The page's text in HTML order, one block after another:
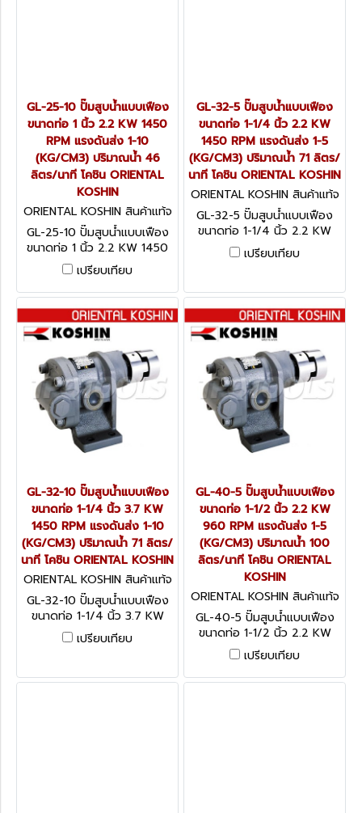
GL-25-10 ปั๊มสูบน้ำแบบเฟือง
ขนาดท่อ 1 นิ้ว 2.2 KW 1450
RPM แรงดันส่ง 1-10
(KG/CM3) ปริมาณน้ำ 46
ลิตร/นาที โคชิน ORIENTAL
KOSHIN
ORIENTAL KOSHIN สินค้าแท้จ
ากโรงงานผู้ผลิต GL-25-10
GL-25-10 ปั๊มสูบน้ำแบบเฟือง
ขนาดท่อ 1 นิ้ว 2.2 KW 1450
RPM แรงดันส่ง 1-10
(KG/CM3) ปริมาณน้ำ 46
ลิตร/นาที โคชิน ORIENTAL
KOSHIN
เปรียบเทียบ
GL-32-5 ปั๊มสูบน้ำแบบเฟือง
ขนาดท่อ 1-1/4 นิ้ว 2.2 KW
1450 RPM แรงดันส่ง 1-5
(KG/CM3) ปริมาณน้ำ 71 ลิตร/
นาที โคชิน ORIENTAL KOSHIN
ORIENTAL KOSHIN สินค้าแท้จ
ากโรงงานผู้ผลิต GL-32-5
GL-32-5 ปั๊มสูบน้ำแบบเฟือง
ขนาดท่อ 1-1/4 นิ้ว 2.2 KW
1450 RPM แรงดันส่ง 1-5
(KG/CM3) ปริมาณน้ำ 71 ลิตร/
เปรียบเทียบ
GL-32-10 ปั๊มสูบน้ำแบบเฟือง
ขนาดท่อ 1-1/4 นิ้ว 3.7 KW
1450 RPM แรงดันส่ง 1-10
(KG/CM3) ปริมาณน้ำ 71 ลิตร/
นาที โคชิน ORIENTAL KOSHIN
ORIENTAL KOSHIN สินค้าแท้จ
ากโรงงานผู้ผลิต GL-32-10
GL-32-10 ปั๊มสูบน้ำแบบเฟือง
ขนาดท่อ 1-1/4 นิ้ว 3.7 KW
1450 RPM แรงดันส่ง 1-10
(KG/CM3) ปริมาณน้ำ 71 ลิตร/
เปรียบเทียบ
GL-40-5 ปั๊มสูบน้ำแบบเฟือง
ขนาดท่อ 1-1/2 นิ้ว 2.2 KW
960 RPM แรงดันส่ง 1-5
(KG/CM3) ปริมาณน้ำ 100
ลิตร/นาที โคชิน ORIENTAL
KOSHIN
ORIENTAL KOSHIN สินค้าแท้จ
ากโรงงานผู้ผลิต GL-40-5
GL-40-5 ปั๊มสูบน้ำแบบเฟือง
ขนาดท่อ 1-1/2 นิ้ว 2.2 KW
960 RPM แรงดันส่ง 1-5
(KG/CM3) ปริมาณน้ำ 100
ลิตร/นาที โคชิน ORIENTAL
เปรียบเทียบ